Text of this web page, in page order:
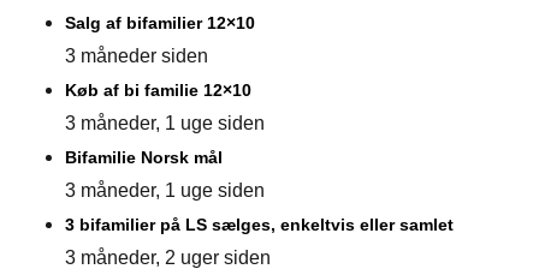
Salg af bifamilier 12×10
3 måneder siden
Køb af bi familie 12×10
3 måneder, 1 uge siden
Bifamilie Norsk mål
3 måneder, 1 uge siden
3 bifamilier på LS sælges, enkeltvis eller samlet
3 måneder, 2 uger siden